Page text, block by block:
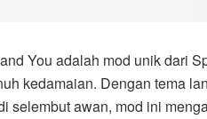
You adalah mod unik dari
kedamaian. Dengan tema
selembut awan, mod ini